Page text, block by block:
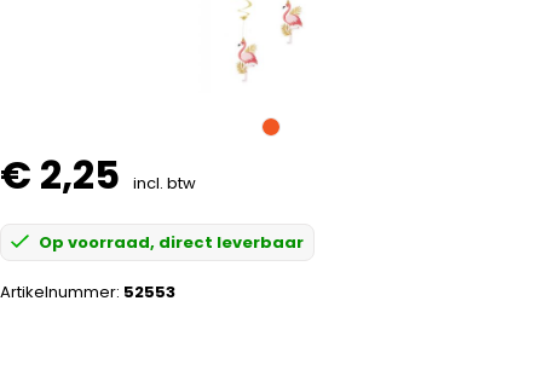
€ 2,25 incl. btw
Op voorraad, direct leverbaar
Artikelnummer: 52553